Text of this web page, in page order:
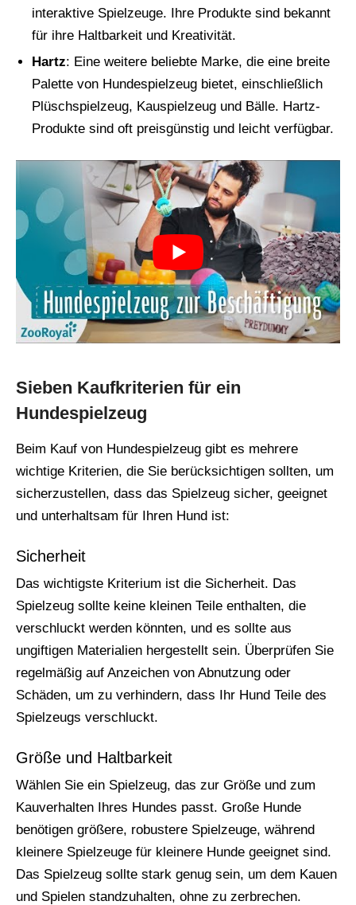
interaktive Spielzeuge. Ihre Produkte sind bekannt
für ihre Haltbarkeit und Kreativität.
Hartz: Eine weitere beliebte Marke, die eine breite
Palette von Hundespielzeug bietet, einschließlich
Plüschspielzeug, Kauspielzeug und Bälle. Hartz-
Produkte sind oft preisgünstig und leicht verfügbar.
Sieben Kaufkriterien für ein
Hundespielzeug
Beim Kauf von Hundespielzeug gibt es mehrere
wichtige Kriterien, die Sie berücksichtigen sollten, um
sicherzustellen, dass das Spielzeug sicher, geeignet
und unterhaltsam für Ihren Hund ist:
Sicherheit
Das wichtigste Kriterium ist die Sicherheit. Das
Spielzeug sollte keine kleinen Teile enthalten, die
verschluckt werden könnten, und es sollte aus
ungiftigen Materialien hergestellt sein. Überprüfen Sie
regelmäßig auf Anzeichen von Abnutzung oder
Schäden, um zu verhindern, dass Ihr Hund Teile des
Spielzeugs verschluckt.
Größe und Haltbarkeit
Wählen Sie ein Spielzeug, das zur Größe und zum
Kauverhalten Ihres Hundes passt. Große Hunde
benötigen größere, robustere Spielzeuge, während
kleinere Spielzeuge für kleinere Hunde geeignet sind.
Das Spielzeug sollte stark genug sein, um dem Kauen
und Spielen standzuhalten, ohne zu zerbrechen.